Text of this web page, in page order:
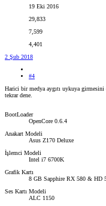
19 Eki 2016
29,833
7,599
4,401
2 Şub 2018
#4
Harici bir medya aygıtı uykuya girmesini
tekrar dene.
BootLoader
OpenCore 0.6.4
Anakart Modeli
Asus Z170 Deluxe
İşlemci Modeli
Intel i7 6700K
Grafik Kartı
8 GB Sapphire RX 580 & HD
Ses Kartı Modeli
ALC 1150